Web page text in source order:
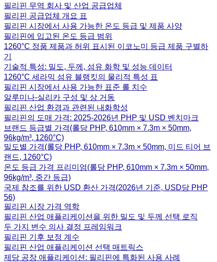
필리핀 무역 회사 및 산업 공급업체
필리핀 공급업체 개요 표
필리핀 시장에서 사용 가능한 온도 등급 및 제품 사양
필리핀에 입고된 온도 등급 범위
1260°C 정품 제품과 허위 표시된 이코노미 등급 제품 구별하
기
기술적 특성: 밀도, 두께, 섬유 화학 및 성능 데이터
1260°C 세라믹 섬유 블랭킷의 물리적 특성 표
필리핀 시장에서 사용 가능한 표준 롤 치수
알루미나-실리카 구성 및 상 거동
필리핀 산업 환경과 관련된 내화학성
필리핀의 도매 가격: 2025-2026년 PHP 및 USD 벤치마크
브랜드 등급별 가격(롤당 PHP, 610mm × 7.3m × 50mm,
96kg/m³, 1260°C)
밀도별 가격(롤당 PHP, 610mm × 7.3m × 50mm, 미드 티어 브
랜드, 1260°C)
온도 등급 가격 프리미엄(롤당 PHP, 610mm × 7.3m × 50mm,
96kg/m³, 중간 등급)
국제 참조를 위한 USD 환산 가격(2026년 기준, USD당 PHP
56)
필리핀 시장 가격 역학
필리핀 산업 애플리케이션을 위한 밀도 및 두께 선택 로직
두 가지 변수 의사 결정 프레임워크
필리핀 기후 보정 계수
필리핀 산업 애플리케이션 선택 매트릭스
제당 공장 애플리케이션: 필리핀에 특화된 사용 사례